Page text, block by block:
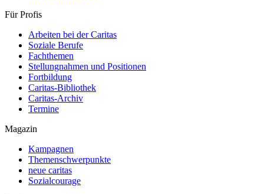
Für Profis
Arbeiten bei der Caritas
Soziale Berufe
Fachthemen
Stellungnahmen und Positionen
Fortbildung
Caritas-Bibliothek
Caritas-Archiv
Termine
Magazin
Kampagnen
Themenschwerpunkte
neue caritas
Sozialcourage